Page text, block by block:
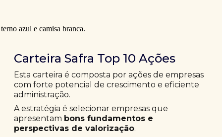
Carteira Safra Top 10 Ações
Esta carteira é composta por ações de empresas
com forte potencial de crescimento e eficiente
administração.
A estratégia é selecionar empresas que
apresentam bons fundamentos e
perspectivas de valorização.